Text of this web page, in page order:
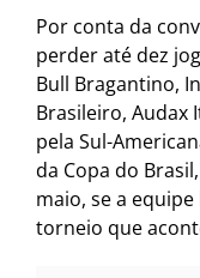
Por conta da
perder até dez
Bull Bragantino,
Brasileiro, Audax
pela Sul-
da Copa do
maio, se a
torneio que